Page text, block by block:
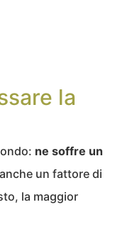
la
ne soffre un
un fattore di
la maggior